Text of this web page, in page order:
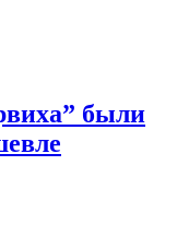
были